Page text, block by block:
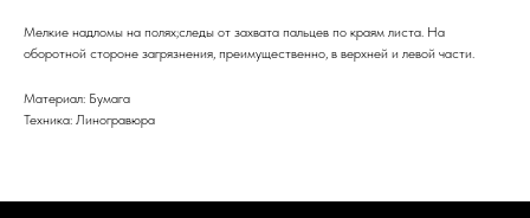
Мелкие надломы на полях;следы от захвата пальцев по краям листа. На
оборотной стороне загрязнения, преимущественно, в верхней и левой части.
Материал: Бумага
Техника: Линогравюра